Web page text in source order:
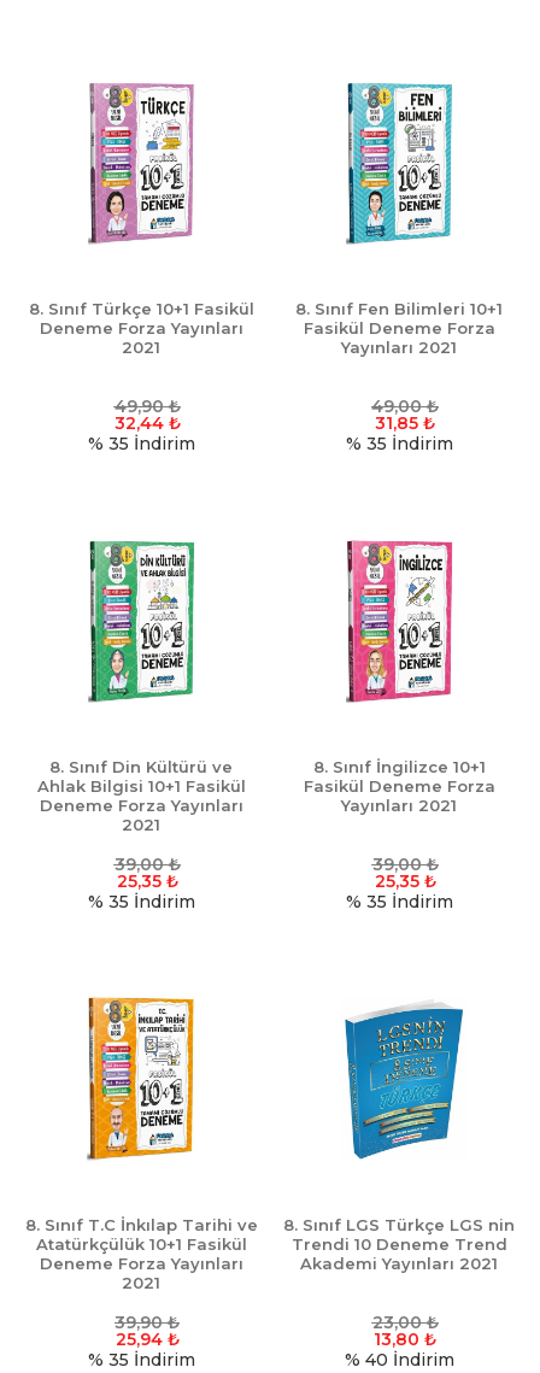
8. Sınıf Türkçe 10+1 Fasikül
Deneme Forza Yayınları
2021
49,90₺
32,44₺
% 35 İndirim
8. Sınıf Fen Bilimleri 10+1
Fasikül Deneme Forza
Yayınları 2021
49,00₺
31,85 ₺
% 35 İndirim
8. Sınıf Din Kültürü ve
Ahlak Bilgisi 10+1 Fasikül
Deneme Forza Yayınları
2021
39,00₺
25,35₺
% 35 İndirim
8. Sınıf İngilizce 10+1
Fasikül Deneme Forza
Yayınları 2021
39,00₺
25,35₺
% 35 İndirim
8. Sınıf T.C İnkılap Tarihi ve
Atatürkçülük 10+1 Fasikül
Deneme Forza Yayınları
2021
39,90₺
25,94₺
% 35 İndirim
8. Sınıf LGS Türkçe LGS nin
Trendi 10 Deneme Trend
Akademi Yayınları 2021
23,00₺
13,80 ₺
% 40 İndirim